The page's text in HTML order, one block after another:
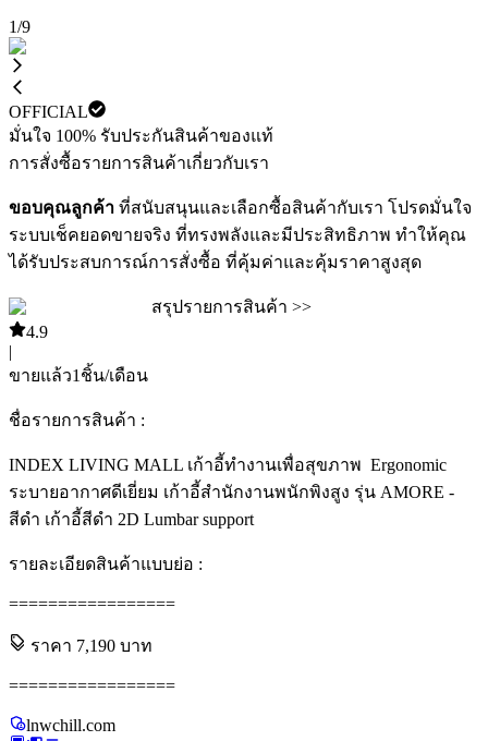
1/9
OFFICIAL
มั่นใจ 100% รับประกันสินค้าของแท้
การสั่งซื้อรายการสินค้าเกี่ยวกับเรา
ขอบคุณลูกค้า ที่สนับสนุนและเลือกซื้อสินค้ากับเรา โปรดมั่นใจ
ระบบเช็คยอดขายจริง ที่ทรงพลังและมีประสิทธิภาพ ทำให้คุณ
ได้รับประสบการณ์การสั่งซื้อ ที่คุ้มค่าและคุ้มราคาสูงสุด
สรุปรายการสินค้า >>
4.9
|
ขายแล้ว1 ชิ้น/เดือน
ชื่อรายการสินค้า :
INDEX LIVING MALL เก้าอี้ทำงานเพื่อสุขภาพ Ergonomic
ระบายอากาศดีเยี่ยม เก้าอี้สำนักงานพนักพิงสูง รุ่น AMORE -
สีดำ เก้าอี้สีดำ 2D Lumbar support
รายละเอียดสินค้าแบบย่อ :
=================
ราคา 7,190 บาท
=================
lnwchill.com